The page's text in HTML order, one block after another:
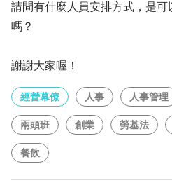
請問有什麼人員安排方式，是
嗎？
謝謝大家喔！
經營幕僚 人事 人事管理
兩頭班 創業 勞基法
餐飲